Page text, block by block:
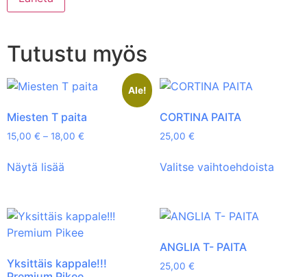
Tutustu myös
Ale!
Miesten T paita
15,00 € – 18,00 €
Näytä lisää
CORTINA PAITA
25,00 €
Valitse vaihtoehdoista
Yksittäis kappale!!!
ANGLIA T- PAITA
25,00 €